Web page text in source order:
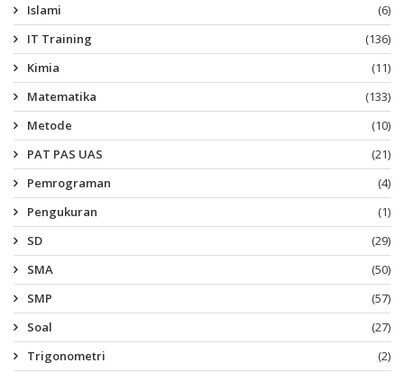
Islami
(6)
IT Training
(136)
Kimia
(11)
Matematika
(133)
Metode
(10)
PAT PAS UAS
(21)
Pemrograman
(4)
Pengukuran
(1)
SD
(29)
SMA
(50)
SMP
(57)
Soal
(27)
Trigonometri
(2)